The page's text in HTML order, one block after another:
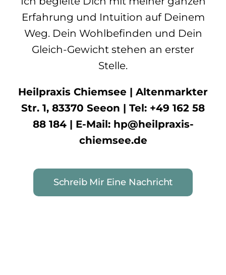
Erfahrung und Intuition auf Deinem
Weg. Dein Wohlbefinden und Dein
Gleich-Gewicht stehen an erster
Stelle.
Heilpraxis Chiemsee | Altenmarkter
Str. 1, 83370 Seeon | Tel: +49 162 58
88 184 | E-Mail: hp@heilpraxis-
chiemsee.de
Schreib Mir Eine Nachricht